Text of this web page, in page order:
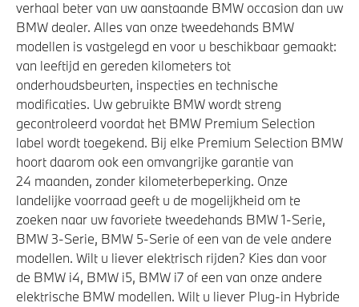
Aandrijving en onderstel
Laadkabel (Mode 3, 22kW)
Automatische 8-traps Steptronic sporttransmissie
Anti blokkeer systeem
Veiligheid
Actieve Voetgangersbescherming
Airbag bestuurder
Elektronisch Stabiliteits Programma
verhaal beter van uw aanstaande BMW occasion dan uw
BMW dealer. Alles van onze tweedehands BMW
modellen is vastgelegd en voor u beschikbaar gemaakt:
van leeftijd en gereden kilometers tot
onderhoudsbeurten, inspecties en technische
modificaties. Uw gebruikte BMW wordt streng
gecontroleerd voordat het BMW Premium Selection
label wordt toegekend. Bij elke Premium Selection BMW
hoort daarom ook een omvangrijke garantie van
24 maanden, zonder kilometerbeperking. Onze
landelijke voorraad geeft u de mogelijkheid om te
zoeken naar uw favoriete tweedehands BMW 1-Serie,
BMW 3-Serie, BMW 5-Serie of een van de vele andere
modellen. Wilt u liever elektrisch rijden? Kies dan voor
de BMW i4, BMW i5, BMW i7 of een van onze andere
elektrische BMW modellen. Wilt u liever Plug-in Hybride